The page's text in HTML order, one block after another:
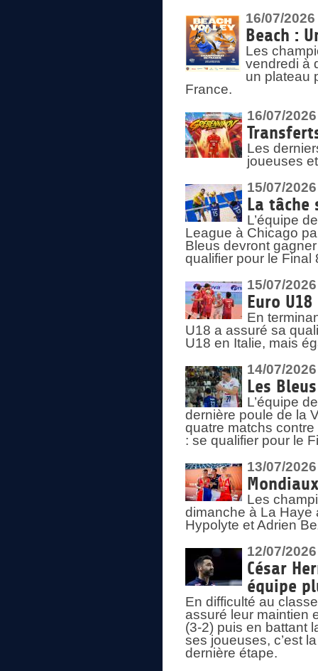
16/07/2026
Beach :
Les
vendredi à
un plateau
France.
16/07/2026
Les
joueuses
15/07/2026
La tâche
L’équipe
League à Chicago
Bleus devront
qualifier pour le Final
15/07/2026
Euro
En
U18 a assuré sa
U18 en Italie, mais
14/07/2026
Les
L’équipe
dernière poule de la
quatre matchs
: se qualifier pour le
13/07/2026
Les
dimanche à La Haye
Hypolyte et Adrien
12/07/2026
César
équipe
En difficulté au
assuré leur maintien
(3-2) puis en battant
ses joueuses, c’est
dernière étape.